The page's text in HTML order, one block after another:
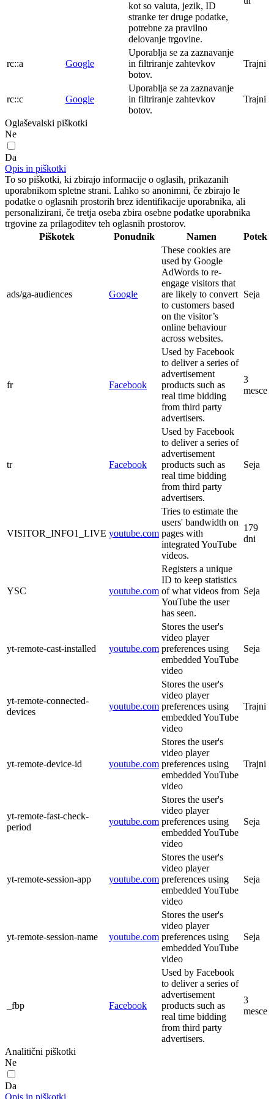
kot so valuta, jezik, ID
stranke ter druge podatke,
potrebne za pravilno
delovanje trgovine.
rc::a Google
Uporablja se za zaznavanje
in filtriranje zahtevkov
botov.
Trajni
rc::c Google
Uporablja se za zaznavanje
in filtriranje zahtevkov
botov.
Trajni
Oglaševalski piškotki
Ne
Da
Opis in piškotki
To so piškotki, ki zbirajo informacije o oglasih, prikazanih
uporabnikom spletne strani. Lahko so anonimni, če zbirajo le
podatke o oglasnih prostorih brez identifikacije uporabnika, ali
personalizirani, če tretja oseba zbira osebne podatke uporabnika
trgovine za prilagoditev teh oglasnih prostorov.
Piškotek
Ponudnik Namen Potek
ads/ga-audiences Google
These cookies are
used by Google
AdWords to re-
engage visitors that
are likely to convert
to customers based
on the visitor’s
online behaviour
across websites.
Seja
fr Facebook
Used by Facebook
to deliver a series of
advertisement
products such as
real time bidding
from third party
advertisers.
3
mesce
tr Facebook
Used by Facebook
to deliver a series of
advertisement
products such as
real time bidding
from third party
advertisers.
Seja
VISITOR_INFO1_LIVE youtube.com
Tries to estimate the
users' bandwidth on
pages with
integrated YouTube
videos.
179
dni
YSC youtube.com
Registers a unique
ID to keep statistics
of what videos from
YouTube the user
has seen.
Seja
yt-remote-cast-installed youtube.com
Stores the user's
video player
preferences using
embedded YouTube
video
Seja
yt-remote-connected-
devices
youtube.com
Stores the user's
video player
preferences using
embedded YouTube
video
Trajni
yt-remote-device-id youtube.com
Stores the user's
video player
preferences using
embedded YouTube
video
Trajni
yt-remote-fast-check-
period
youtube.com
Stores the user's
video player
preferences using
embedded YouTube
video
Seja
yt-remote-session-app youtube.com
Stores the user's
video player
preferences using
embedded YouTube
video
Seja
yt-remote-session-name youtube.com
Stores the user's
video player
preferences using
embedded YouTube
video
Seja
_fbp Facebook
Used by Facebook
to deliver a series of
advertisement
products such as
real time bidding
from third party
advertisers.
3
mesce
Analitični piškotki
Ne
Da
Opis in piškotki